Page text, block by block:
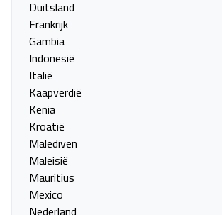
Duitsland
Frankrijk
Gambia
Indonesië
Italië
Kaapverdië
Kenia
Kroatië
Malediven
Maleisië
Mauritius
Mexico
Metropolitan
Thessaloniki, Thessaloniki
13 nov. - 16 nov.
Vanafprijs p.p.
€ 463,00